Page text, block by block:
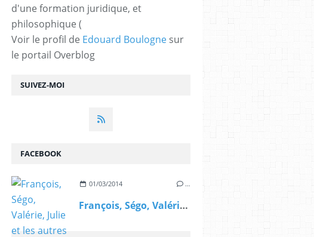
SUIVEZ-MOI
d'une formation juridique, et
philosophique (
Voir le profil de Edouard Boulogne sur
le portail Overblog
FACEBOOK
01/03/2014 …
François, Ségo, Valérie, Julie et les autres